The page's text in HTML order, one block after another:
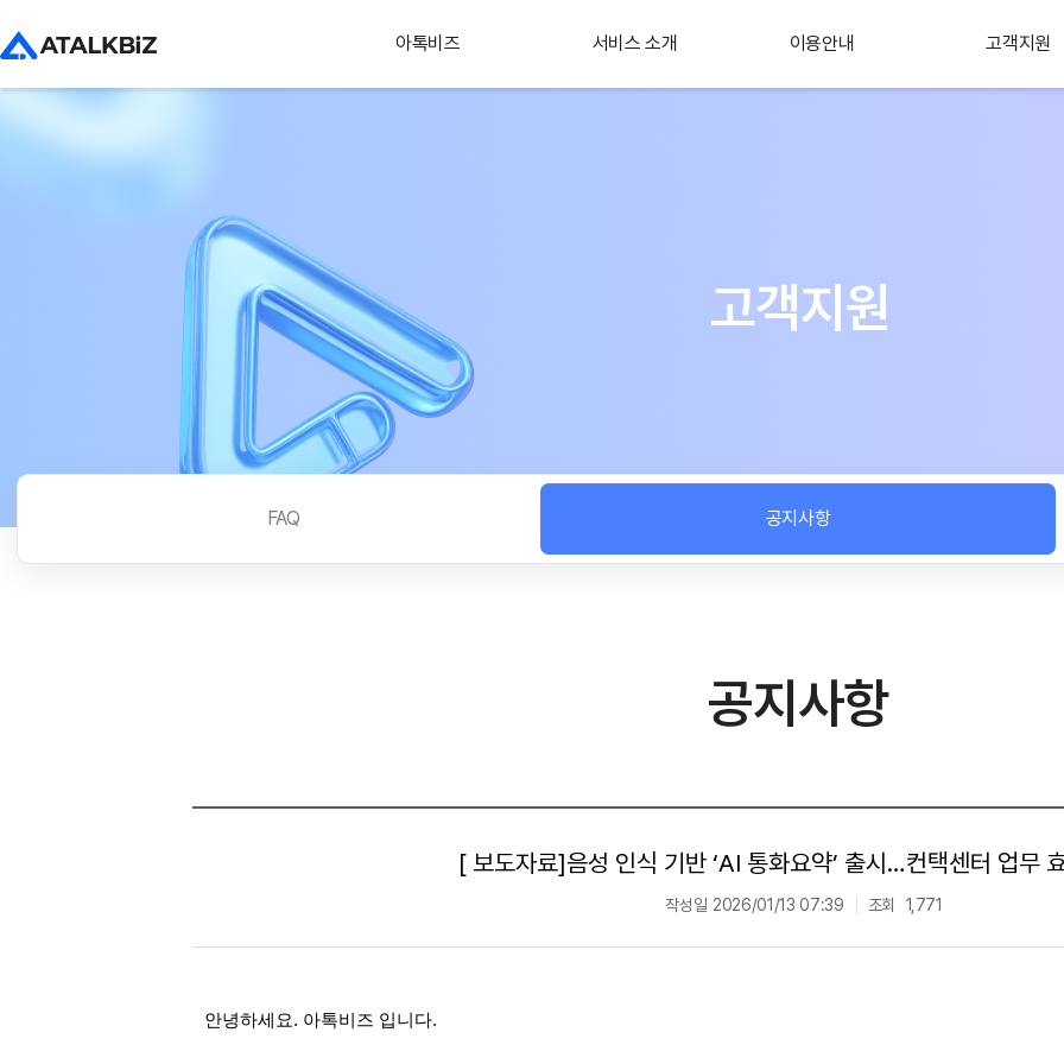
아톡비즈 서비스 소개 이용안내 고객지원
고객지원
FAQ 공지사항
공지사항
[ 보도자료]음성 인식 기반 ‘AI 통화요약’ 출시…컨택센터 업무
작성일 2026/01/13 07:39 조회 1,771
안녕하세요. 아톡비즈 입니다.